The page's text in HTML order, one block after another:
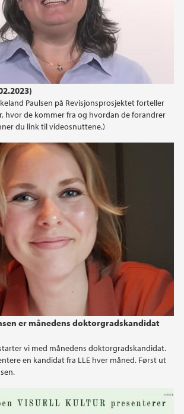
Paulsen på Revisjonsprosjektet forteller
hvor de kommer fra og hvordan de forandrer
du link til videosnuttene.)
er månedens doktorgradskandidat
vi med månedens doktorgradskandidat.
en kandidat fra LLE hver måned. Først ut